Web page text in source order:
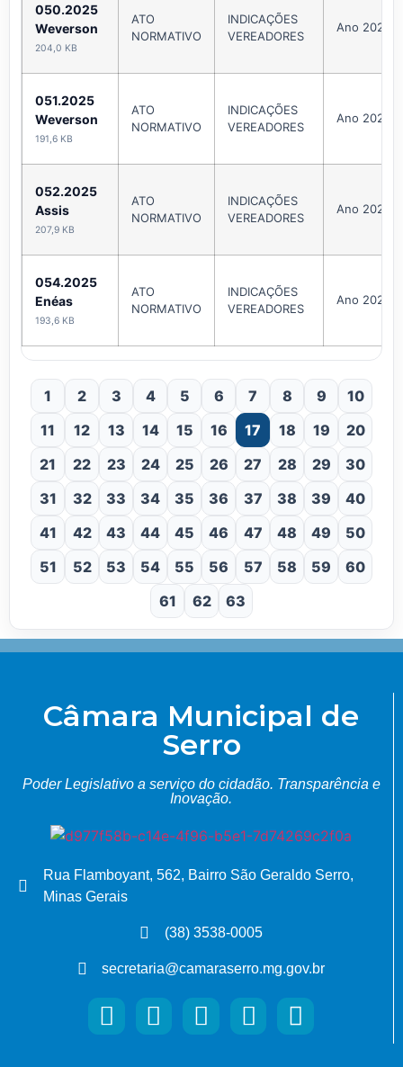
050.2025
Weverson
204,0 KB
ATO
NORMATIVO
INDICAÇÕES
VEREADORES
Ano 2025
051.2025
Weverson
191,6 KB
ATO
NORMATIVO
INDICAÇÕES
VEREADORES
Ano 2025
052.2025
Assis
207,9 KB
ATO
NORMATIVO
INDICAÇÕES
VEREADORES
Ano 2025
054.2025
Enéas
193,6 KB
ATO
NORMATIVO
INDICAÇÕES
VEREADORES
Ano 2025
1 2 3 4 5 6 7 8 9
10
11
12 13 14 15 16 17 18 19
20
21
22 23 24 25 26 27 28 29
30
31
32 33 34 35 36 37 38 39
40
41
42 43 44 45 46 47 48 49
50
51
52 53 54 55 56 57 58 59
60
61
62 63
Câmara Municipal de
Serro
Poder Legislativo a serviço do cidadão. Transparência e
Inovação.
Rua Flamboyant, 562, Bairro São Geraldo Serro,
Minas Gerais
(38) 3538-0005
secretaria@camaraserro.mg.gov.br